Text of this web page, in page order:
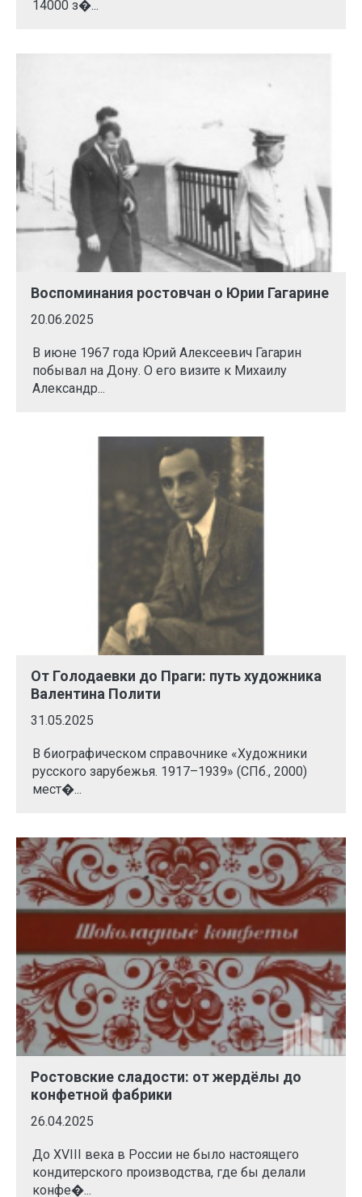
14000 з�...
Воспоминания ростовчан о Юрии Гагарине
20.06.2025
В июне 1967 года Юрий Алексеевич Гагарин
побывал на Дону. О его визите к Михаилу
Александр...
От Голодаевки до Праги: путь художника
Валентина Полити
31.05.2025
В биографическом справочнике «Художники
русского зарубежья. 1917–1939» (СПб., 2000)
мест�...
Ростовские сладости: от жердёлы до
конфетной фабрики
26.04.2025
До XVIII века в России не было настоящего
кондитерского производства, где бы делали
конфе�...